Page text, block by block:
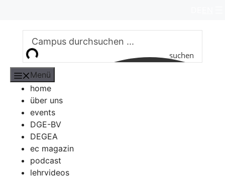
springen
suchen
Menü
home
über uns
events
DGE-BV
DEGEA
ec magazin
podcast
lehrvideos